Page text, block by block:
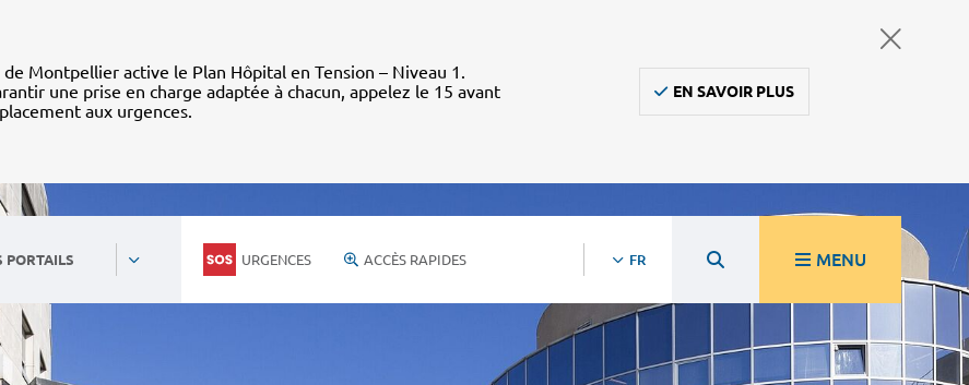
de Montpellier active le Plan Hôpital en Tension – Niveau 1.
une prise en charge adaptée à chacun, appelez le 15 avant
aux urgences.
EN SAVOIR PLUS
PORTAILS URGENCES ACCÈS RAPIDES FR MENU